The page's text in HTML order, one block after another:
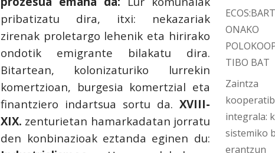
pribatizatu dira, itxi: nekazariak
zirenak proletargo lehenik eta hirirako
ondotik emigrante bilakatu dira.
Bitartean, kolonizaturiko lurrekin
komertzioan, burgesia komertzial eta
finantziero indartsua sortu da. XVIII-
XIX. zenturietan hamarkadatan jorratu
den konbinazioak eztanda eginen du:
ONAKO
TIBO BAT
Zaintza
integrala:
sistemiko
erantzun